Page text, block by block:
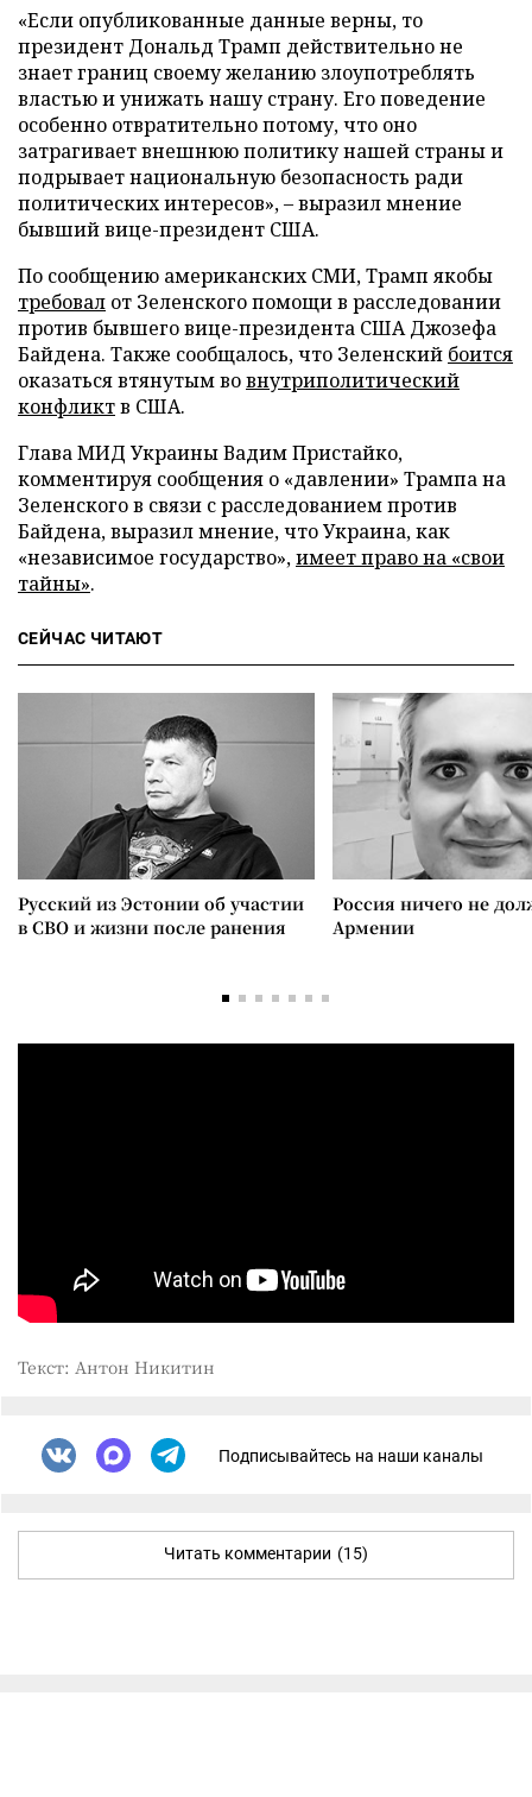
«Если опубликованные данные верны, то
президент Дональд Трамп действительно не
знает границ своему желанию злоупотреблять
властью и унижать нашу страну. Его поведение
особенно отвратительно потому, что оно
затрагивает внешнюю политику нашей страны и
подрывает национальную безопасность ради
политических интересов», – выразил мнение
бывший вице-президент США.
По сообщению американских СМИ, Трамп якобы
требовал от Зеленского помощи в расследовании
против бывшего вице-президента США Джозефа
Байдена. Также сообщалось, что Зеленский боится
оказаться втянутым вовнутриполитический
конфликтв США.
Глава МИД Украины Вадим Пристайко,
комментируя сообщения о «давлении» Трампа на
Зеленского в связи с расследованием против
Байдена, выразил мнение, что Украина, как
«независимое государство»,имеет право на «свои
тайны».
СЕЙЧАС ЧИТАЮТ
Русский из Эстонии об участии
в СВО и жизни после ранения
Россия ничего не
Армении
Текст: Антон Никитин
Подписывайтесь на наши каналы
Читать комментарии (15)